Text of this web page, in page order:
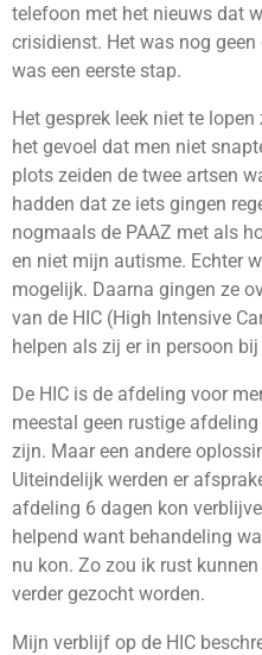
telefoon met het nieuws dat
crisidienst. Het was nog
was een eerste stap.
Het gesprek leek niet te
het gevoel dat men niet
plots zeiden de twee artsen
hadden dat ze iets gingen
nogmaals de PAAZ met als
en niet mijn autisme. Echter
mogelijk. Daarna gingen ze
van de HIC (High Intensive
helpen als zij er in persoon
De HIC is de afdeling voor
meestal geen rustige
zijn. Maar een andere
Uiteindelijk werden er
afdeling 6 dagen kon
helpend want behandeling
nu kon. Zo zou ik rust
verder gezocht worden.
Mijn verblijf op de HIC